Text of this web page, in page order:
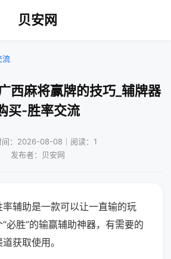
贝安网
流
西麻将赢牌的技巧_辅牌器
买-胜率交流
间：2026-08-08｜阅读：1
发布者：贝安网
辅助是一款可以让一直输的玩
必胜”的输赢辅助神器，有需要的
获取使用。